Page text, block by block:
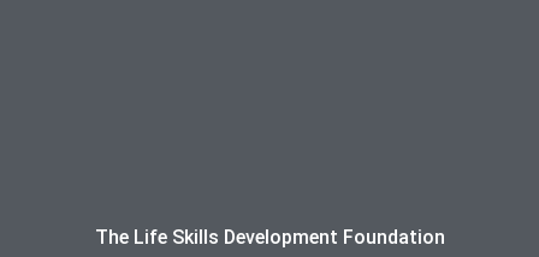
The Life Skills Development Foundation